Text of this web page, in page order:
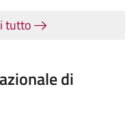
tutto
di